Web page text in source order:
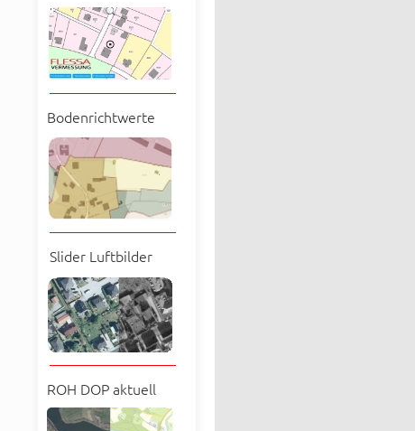
Bodenrichtwerte
Slider Luftbilder
ROH DOP aktuell